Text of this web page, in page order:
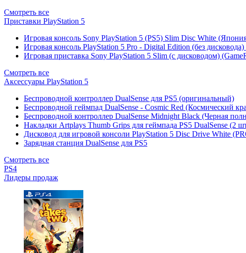
Смотреть все
Приставки PlayStation 5
Игровая консоль Sony PlayStation 5 (PS5) Slim Disc White
Игровая консоль PlayStation 5 Pro - Digital Edition (без
Игровая приставка Sony PlayStation 5 Slim (с дисководом)
Смотреть все
Аксессуары PlayStation 5
Беспроводной контроллер DualSense для PS5 (оригинальный)
Беспроводной геймпад DualSense - Cosmic Red (Космический
Беспроводной контроллер DualSense Midnight Black (Черная
Накладки Artplays Thumb Grips для геймпада PS5 DualSense (2
Дисковод для игровой консоли PlayStation 5 Disc Drive White
Зарядная станция DualSense для PS5
Смотреть все
PS4
Лидеры продаж